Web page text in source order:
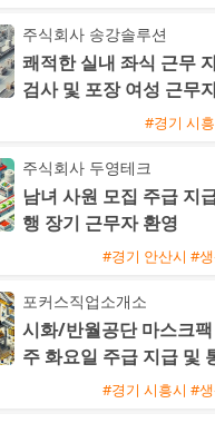
주식회사 송강솔루션
쾌적한 실내 좌식 근무
검사 및 포장 여성 근무
#경기 시
주식회사 두영테크
남녀 사원 모집 주급 지
행 장기 근무자 환영
#경기 안산시 #
포커스직업소개소
시화/반월공단 마스크
주 화요일 주급 지급 및
#경기 시흥시 #